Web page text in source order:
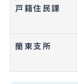
戸籍住民課
蘭東支所